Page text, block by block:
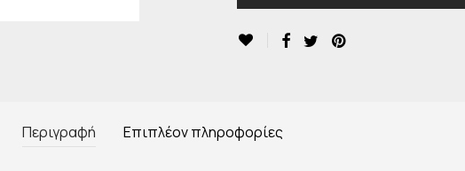
Περιγραφή Επιπλέον πληροφορίες